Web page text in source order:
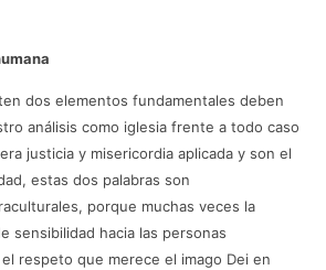
dos elementos fundamentales deben
análisis como iglesia frente a todo caso
justicia y misericordia aplicada y son el
estas dos palabras son
porque muchas veces la
sensibilidad hacia las personas
respeto que merece el imago Dei en